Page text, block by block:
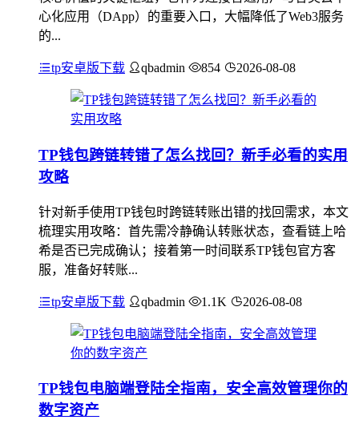
心化应用（DApp）的重要入口，大幅降低了Web3服务
的...
tp安卓版下载 qbadmin 854 2026-08-08
TP钱包跨链转错了怎么找回？新手必看的实用
攻略
针对新手使用TP钱包时跨链转账出错的找回需求，本文
梳理实用攻略：首先需冷静确认转账状态，查看链上哈
希是否已完成确认；接着第一时间联系TP钱包官方客
服，准备好转账...
tp安卓版下载 qbadmin 1.1K 2026-08-08
TP钱包电脑端登陆全指南，安全高效管理你的
数字资产